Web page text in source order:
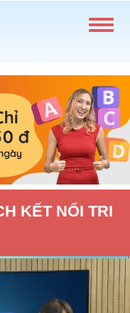
KẾT NỐI TRI